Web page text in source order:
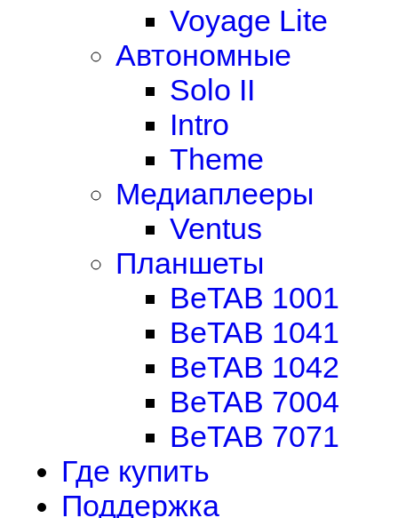
Voyage Lite
Автономные
Solo II
Intro
Theme
Медиаплееры
Ventus
Планшеты
BeTAB 1001
BeTAB 1041
BeTAB 1042
BeTAB 7004
BeTAB 7071
Где купить
Поддержка